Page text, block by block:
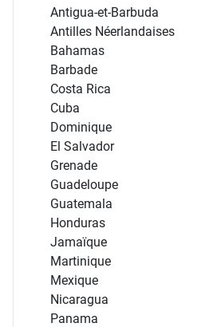
Antigua-et-Barbuda
Antilles Néerlandaises
Bahamas
Barbade
Costa Rica
Cuba
Dominique
El Salvador
Grenade
Guadeloupe
Guatemala
Honduras
Jamaïque
Martinique
Mexique
Nicaragua
Panama